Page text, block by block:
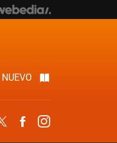
NUEVO
Twitter Facebook